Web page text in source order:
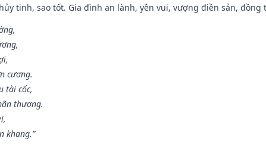
tinh, sao tốt. Gia đình an lành, yên vui, vượng điền sản,
cương.
tài cốc,
thương.
khang.”